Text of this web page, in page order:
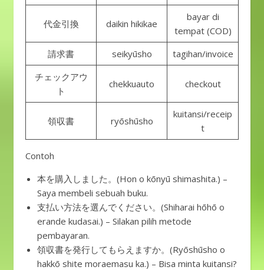
代金引換 daikin hikikae
bayar di
tempat (COD)
請求書
seikyūsho
tagihan/invoice
チェックアウ
ト
chekkuauto checkout
領収書 ryōshūsho
kuitansi/receip
t
Contoh
本を購入しました。(Hon o kōnyū shimashita.) –
Saya membeli sebuah buku.
支払い方法を選んでください。(Shiharai hōhō o
erande kudasai.) – Silakan pilih metode
pembayaran.
領収書を発行してもらえますか。(Ryōshūsho o
hakkō shite moraemasu ka.) – Bisa minta kuitansi?